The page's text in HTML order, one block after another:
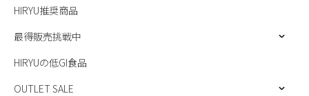
HIRYU推奨商品
最得販売挑戦中
HIRYUの低GI食品
OUTLET SALE